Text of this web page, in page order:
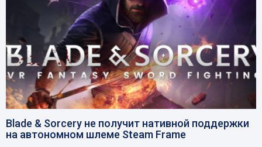
Blade & Sorcery не получит нативной поддержки
на автономном шлеме Steam Frame